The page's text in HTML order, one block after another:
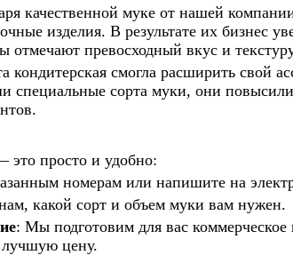
качественной муке от нашей
изделия. В результате их бизнес
отмечают превосходный вкус и
кондитерская смогла расширить свой
сорта муки, они повысили
просто и удобно:
номерам или напишите на
какой сорт и объем муки вам нужен.
: Мы подготовим для вас коммерческое
цену.